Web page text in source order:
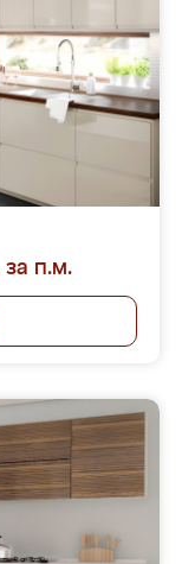
за п.м.